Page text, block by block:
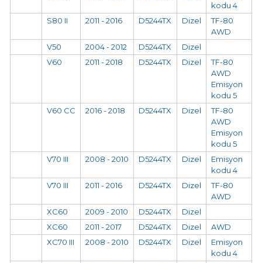
kodu 4
S80 II
2011 - 2016 D5244TX Dizel
TF-80
AWD
V50
2004 - 2012 D5244TX
Dizel
V60
2011 - 2018 D5244TX Dizel
TF-80
AWD
Emisyon
kodu 5
V60 CC
2016 - 2018 D5244TX Dizel
TF-80
AWD
Emisyon
kodu 5
V70 III
2008 - 2010 D5244TX Dizel
Emisyon
kodu 4
V70 III
2011 - 2016 D5244TX Dizel
TF-80
AWD
XC60
2009 - 2010 D5244TX
Dizel
XC60
2011 - 2017 D5244TX Dizel
AWD
XC70 III
2008 - 2010 D5244TX Dizel
Emisyon
kodu 4